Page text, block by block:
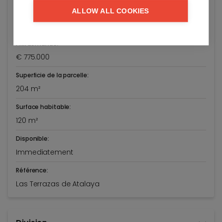
Calle Pico Alcazaba 25
Estepona
Prix demandé:
€ 775.000
Superficie de la parcelle:
204 m²
Surface habitable:
120 m²
Disponible:
Immediatement
Référence:
Las Terrazas de Atalaya
ALLOW ALL COOKIES